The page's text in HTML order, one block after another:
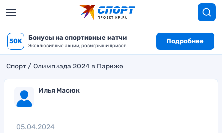
50K Бонусы на спортивные матчи
Эксклюзивные акции, розыгрыши призов
Подробнее
Спорт Олимпиада 2024 в Париже
Илья Масюк
05.04.2024